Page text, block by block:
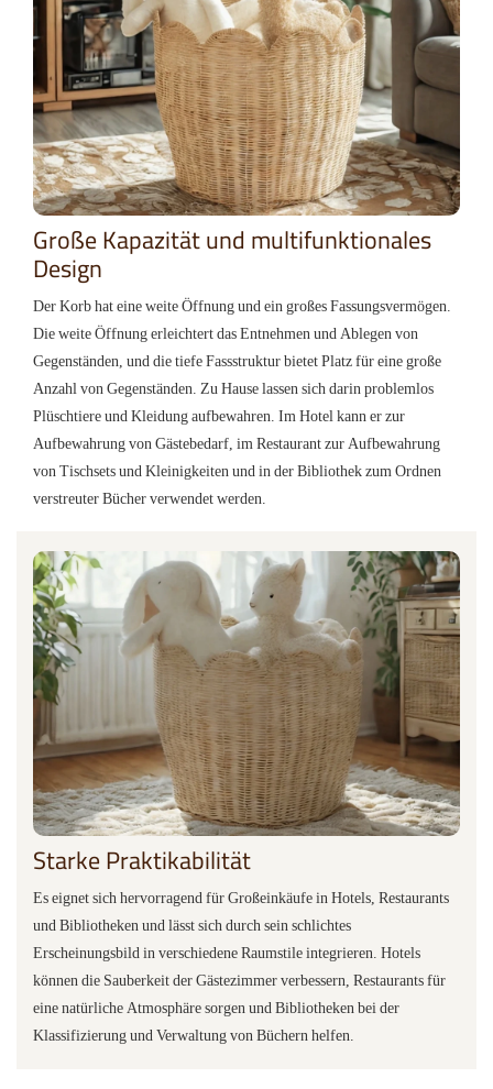
Große Kapazität und multifunktionales
Design
Der Korb hat eine weite Öffnung und ein großes Fassungsvermögen.
Die weite Öffnung erleichtert das Entnehmen und Ablegen von
Gegenständen, und die tiefe Fassstruktur bietet Platz für eine große
Anzahl von Gegenständen. Zu Hause lassen sich darin problemlos
Plüschtiere und Kleidung aufbewahren. Im Hotel kann er zur
Aufbewahrung von Gästebedarf, im Restaurant zur Aufbewahrung
von Tischsets und Kleinigkeiten und in der Bibliothek zum Ordnen
verstreuter Bücher verwendet werden.
Starke Praktikabilität
Es eignet sich hervorragend für Großeinkäufe in Hotels, Restaurants
und Bibliotheken und lässt sich durch sein schlichtes
Erscheinungsbild in verschiedene Raumstile integrieren. Hotels
können die Sauberkeit der Gästezimmer verbessern, Restaurants für
eine natürliche Atmosphäre sorgen und Bibliotheken bei der
Klassifizierung und Verwaltung von Büchern helfen.